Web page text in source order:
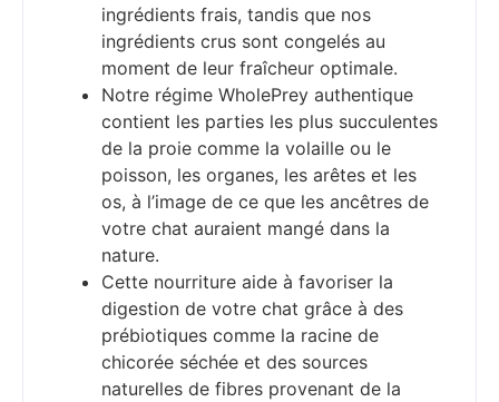
ingrédients frais, tandis que nos
ingrédients crus sont congelés au
moment de leur fraîcheur optimale.
Notre régime WholePrey authentique
contient les parties les plus succulentes
de la proie comme la volaille ou le
poisson, les organes, les arêtes et les
os, à l’image de ce que les ancêtres de
votre chat auraient mangé dans la
nature.
Cette nourriture aide à favoriser la
digestion de votre chat grâce à des
prébiotiques comme la racine de
chicorée séchée et des sources
naturelles de fibres provenant de la